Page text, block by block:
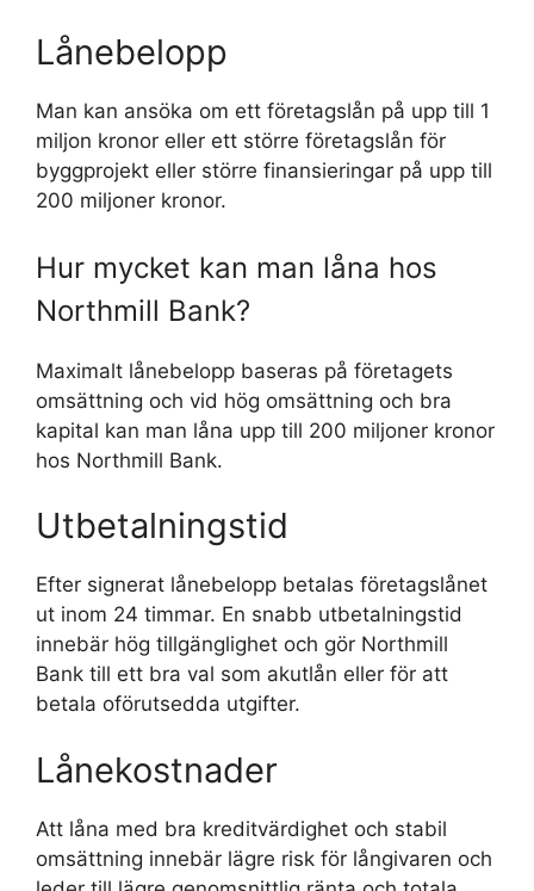
Lånebelopp
Man kan ansöka om ett företagslån på upp till 1
miljon kronor eller ett större företagslån för
byggprojekt eller större finansieringar på upp till
200 miljoner kronor.
Hur mycket kan man låna hos
Northmill Bank?
Maximalt lånebelopp baseras på företagets
omsättning och vid hög omsättning och bra
kapital kan man låna upp till 200 miljoner kronor
hos Northmill Bank.
Utbetalningstid
Efter signerat lånebelopp betalas företagslånet
ut inom 24 timmar. En snabb utbetalningstid
innebär hög tillgänglighet och gör Northmill
Bank till ett bra val som akutlån eller för att
betala oförutsedda utgifter.
Lånekostnader
Att låna med bra kreditvärdighet och stabil
omsättning innebär lägre risk för långivaren och